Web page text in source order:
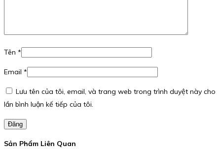
Tên *
Email *
Lưu tên của tôi, email, và trang web trong trình duyệt này cho
lần bình luận kế tiếp của tôi.
Đăng
Sản Phẩm Liên Quan